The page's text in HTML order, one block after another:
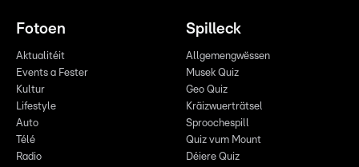
Fotoen
Aktualitéit
Events a Fester
Kultur
Lifestyle
Auto
Télé
Radio
Spilleck
Allgemengwëssen
Musek Quiz
Geo Quiz
Kräizwuerträtsel
Sproochespill
Quiz vum Mount
Déiere Quiz